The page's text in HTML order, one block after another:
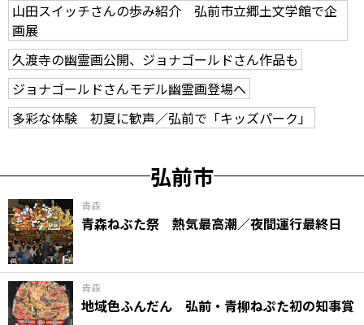
山田スイッチさんの歩み紹介 弘前市立郷土文学館で企
画展
久渡寺の幽霊画公開、ジョナゴールドさん作品も
ジョナゴールドさんモデル幽霊画登場へ
多彩な体験 初夏に歓声／弘前で「キッズパーク」
弘前市
青森
青森ねぶた祭 熱気最高潮／夜間運行最終日
青森
地域色ふんだん 弘前・青柳ねぷた初の知事賞